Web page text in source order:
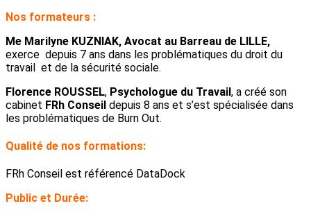
Nos formateurs :
Me Marilyne KUZNIAK, Avocat au Barreau de LILLE,
exerce depuis 7 ans dans les problématiques du droit du
travail et de la sécurité sociale.
Florence ROUSSEL, Psychologue du Travail, a créé son
cabinet FRh Conseil depuis 8 ans et s’est spécialisée dans
les problématiques de Burn Out.
Qualité de nos formations:
FRh Conseil est référencé DataDock
Public et Durée: